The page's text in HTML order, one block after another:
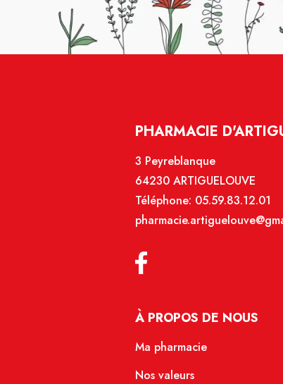
PHARMACIE
3 Peyreblanque
64230 ARTIGUELOUVE
Téléphone: 05.59.83.12.01
À PROPOS DE NOUS
Ma pharmacie
Nos valeurs